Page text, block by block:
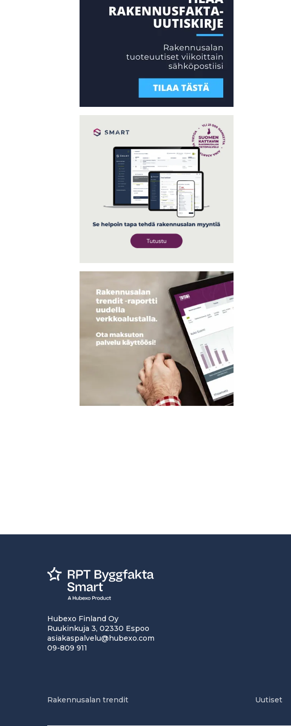
Hubexo Finland Oy
Ruukinkuja 3, 02330 Espoo
asiakaspalvelu@hubexo.com
09-809 911
Rakennusalan trendit Uutiset